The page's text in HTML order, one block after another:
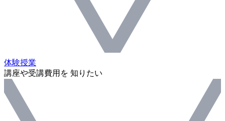
体験授業
講座や受講費用を 知りたい